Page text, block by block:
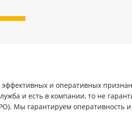
и оперативных
и есть в компании, то не
Мы гарантируем оперативность